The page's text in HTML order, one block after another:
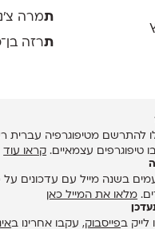
תמרה
תרזה
להתרשם מטיפוגרפיה עברית
טיפוגרפים עצמאיים. קראו עוד
בשנה מייל עם עדכונים על
מלאו את המייל כאן
לייק בפייסבוק, עקבו אחרינו ב